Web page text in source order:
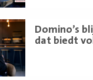
Domino’s
dat biedt